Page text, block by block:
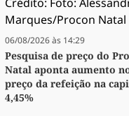
06/08/2026 às 14:29
Pesquisa de preço do
Natal aponta aumento
preço da refeição na
4,45%